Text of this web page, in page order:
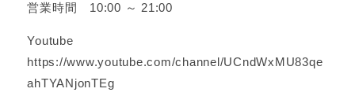
営業時間 10:00 ～ 21:00
Youtube
https://www.youtube.com/channel/UCndWxMU83qe
ahTYANjonTEg